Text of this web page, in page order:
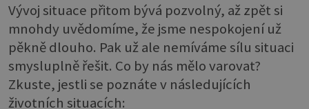
Vývoj situace přitom bývá pozvolný, až zpět si
mnohdy uvědomíme, že jsme nespokojení už
pěkně dlouho. Pak už ale nemíváme sílu situaci
smysluplně řešit. Co by nás mělo varovat?
Zkuste, jestli se poznáte v následujících
životních situacích: